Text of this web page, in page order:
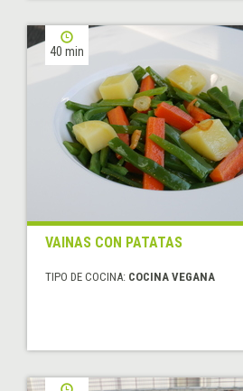
40 min
VAINAS CON PATATAS
TIPO DE COCINA: COCINA VEGANA